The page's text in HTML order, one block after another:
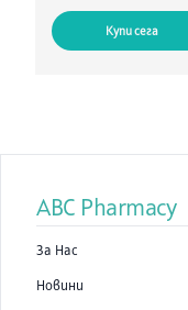
Купи сега
ABC Pharmacy
За Нас
Новини